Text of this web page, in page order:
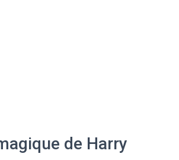
de Harry